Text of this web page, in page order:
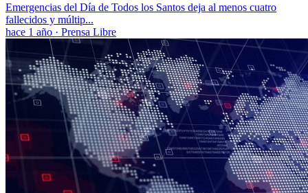
Emergencias del Día de Todos los Santos deja al menos cuatro
fallecidos y múltip...
hace 1 año · Prensa Libre